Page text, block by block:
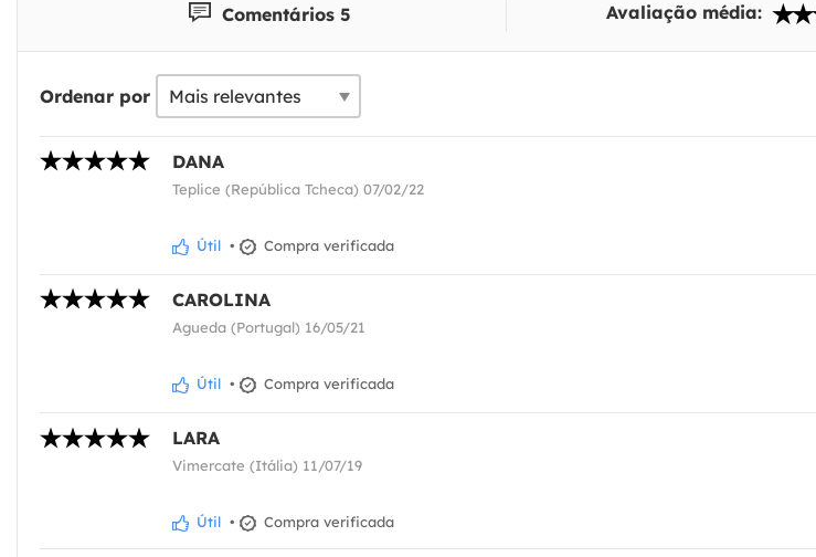
Comentários 5 Avaliação média:
Ordenar por
DANA
Teplice (República Tcheca) 07/02/22
Útil • Compra verificada
CAROLINA
Agueda (Portugal) 16/05/21
Útil • Compra verificada
LARA
Vimercate (Itália) 11/07/19
Útil • Compra verificada